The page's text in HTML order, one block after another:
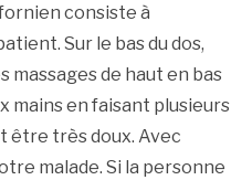
consiste à
Sur le bas du dos,
de haut en bas
mains en faisant plusieurs
être très doux. Avec
malade. Si la personne